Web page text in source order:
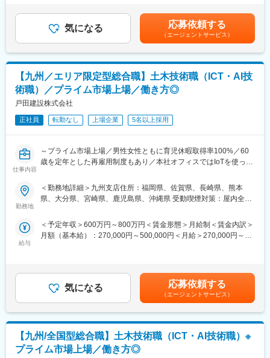
・現場での工程・品質・安全管理
る様々な経験を積んでいただきます。
■配属営業所に関して
九州支店管轄の営業所への配属の可能性もございます。
勤務地例：福岡県、佐賀県、長崎県、熊本県、大分県、宮崎県、
鹿児島県、沖縄県
※配属先参照：https://ssl.maedaroad.co.jp/corp/map_09.html
■働く環境
◎基本的には土日祝日休みの完全週休2日制で、休日出勤が発生し
◎担当エリアは管轄支店地域が中心となり、出張はほぼ発生なし
◎月平均残業時間も25h程と業界内では働きやすい水準
ットダウンされる制度も導入検討中
◎昨年度の賞与実績も前年比増の6.2か月分と、年々少しずつ増
【業界のリーディングカンパニー／高い技術力と機動力／将来的
に1兆円規模の会社へ】
同社は1930年の創業以来、全国に多くの営業拠点および自社工場
を活かしつつ、地域に貢献する働き方が可能です。また、前田建
設工業・前田製作所とともに持株会社インフロニアＨＤを設立
し、その傘下企業となりました。活躍のステージがより広がると
ともに、新規事業、働き方改革、DX推進など老舗企業でありなが
分 ※賞与は会社業績により変動あり賃金はあくまでも目安の金額
であり、選考を通じて上下する可能性があります。月給(月額)は固
定手当を含めた表記です。
気になる 応募依頼する
（エージェントサービス）
【九州／エリア限定型総合職】土木技術職（ICT・AI技
術職）／プライム市場上場／働き方◎
戸田建設株式会社
正社員 転勤なし 上場企業 5名以上採用
仕事内容
～プライム市場上場／男性女性ともに育児休暇取得率100%／60
歳を定年とした再雇用制度もあり／本社オフィスではIoTを使った
【変更の範囲：会社の定める業務】
・特にトンネル、シールド工事における、ICT・AI技術を利用した
生産性向上や安全性向上に資する技術の開発
・土木の施工において、ICT・AI技術を用いた安全性向上や生産性
向上に資するシステムや技術のアイデア考案、企画
・アイデアの具体化、特許出願等
・ICT・AI技術を用いた安全性向上、生産性向上に資する技術の構
築・指導（実際のソフト構築は外注予定）
・上記技術の現場適用、及び改善
・その他、現場支援、受注支援
勤務地
＜勤務地詳細＞九州支店住所：福岡県、佐賀県、長崎県、熊本
県、大分県、宮崎県、鹿児島県、沖縄県 受動喫煙対策：屋内全面
給与
＜予定年収＞600万円～800万円＜賃金形態＞月給制＜賃金内訳＞
月額（基本給）：270,000円～500,000円＜月給＞270,000円～
モデル35歳：約820万円40歳：約880万円※課長職以上：約1,000
万円以上賃金はあくまでも目安の金額であり、選考を通じて上下
する可能性があります。月給(月額)は固定手当を含めた表記です。
気になる 応募依頼する
（エージェントサービス）
【九州/全国型総合職】土木技術職（ICT・AI技術職）※
プライム市場上場／働き方◎